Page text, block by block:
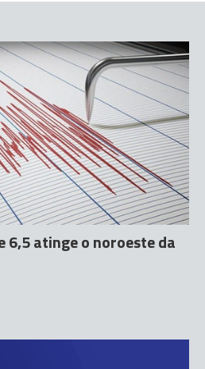
6,5 atinge o noroeste da